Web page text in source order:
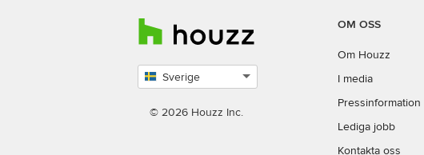
Sverige
country
© 2026 Houzz Inc.
OM OSS
Om Houzz
I media
Pressinformation
Lediga jobb
Kontakta oss